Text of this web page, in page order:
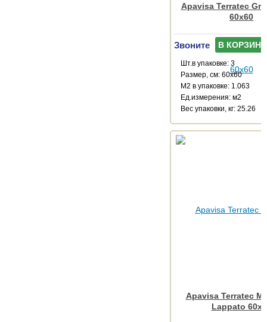
Apavisa Terratec
60x60
Звоните В КОРЗИНУ
Шт.в упаковке: 3
Размер, см: 60x60
М2 в упаковке: 1.063
Ед.измерения: м2
Веc упаковки, кг: 25.26
Apavisa Terratec
Lappato